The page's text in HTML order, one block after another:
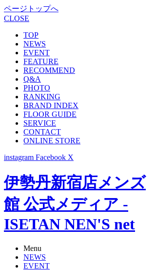
ページトップへ
CLOSE
TOP
NEWS
EVENT
FEATURE
RECOMMEND
Q&A
PHOTO
RANKING
BRAND INDEX
FLOOR GUIDE
SERVICE
CONTACT
ONLINE STORE
instagram Facebook X
伊勢丹新宿店メンズ
館 公式メディア -
ISETAN NEN'S net
Menu
NEWS
EVENT